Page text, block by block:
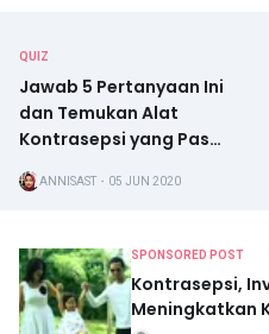
QUIZ
Jawab 5 Pertanyaan Ini
dan Temukan Alat
Kontrasepsi yang Pas
Untukmu
ANNISAST ・ 05 JUN 2020
SPONSORED POST
Kontrasepsi,
Meningkatkan